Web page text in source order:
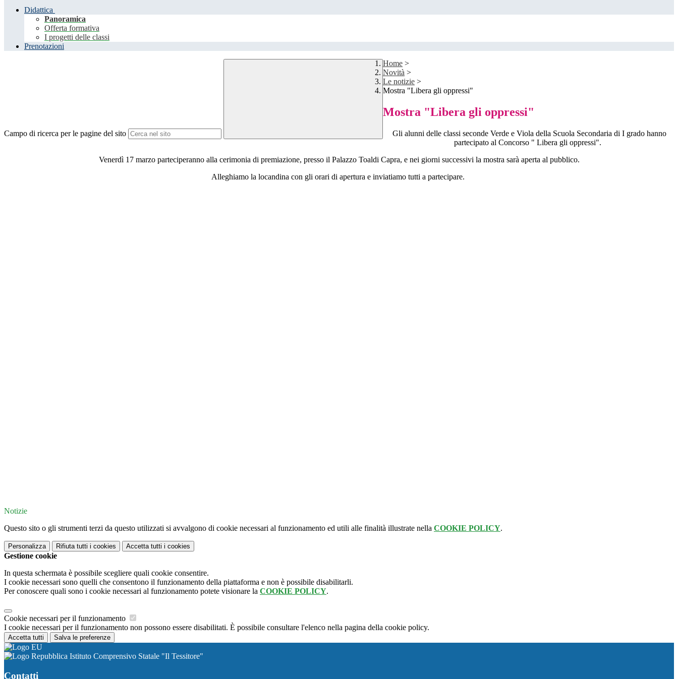
Didattica
Panoramica
Offerta formativa
I progetti delle classi
Prenotazioni
Campo di ricerca per le pagine del sito
Home >
Novità >
Le notizie >
Mostra "Libera gli oppressi"
Mostra "Libera gli oppressi"
Gli alunni delle classi seconde Verde e Viola della Scuola Secondaria di I grado hanno
partecipato al Concorso " Libera gli oppressi".
Venerdì 17 marzo parteciperanno alla cerimonia di premiazione, presso il Palazzo Toaldi Capra, e nei giorni successivi la mostra sarà aperta al pubblico.
Alleghiamo la locandina con gli orari di apertura e inviatiamo tutti a partecipare.
Notizie
Questo sito o gli strumenti terzi da questo utilizzati si avvalgono di cookie necessari al funzionamento ed utili alle finalità illustrate nella COOKIE POLICY.
Personalizza Rifiuta tutti i cookies Accetta tutti i cookies
Gestione cookie
In questa schermata è possibile scegliere quali cookie consentire.
I cookie necessari sono quelli che consentono il funzionamento della piattaforma e non è possibile disabilitarli.
Per conoscere quali sono i cookie necessari al funzionamento potete visionare la COOKIE POLICY.
Cookie necessari per il funzionamento
I cookie necessari per il funzionamento non possono essere disabilitati. È possibile consultare l'elenco nella pagina della cookie policy.
Accetta tutti Salva le preferenze
Istituto Comprensivo Statale "Il Tessitore"
Contatti